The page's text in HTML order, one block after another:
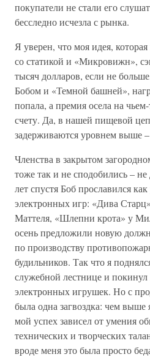
покупатели не стали его
бесследно исчезла с рынка.
Я уверен, что моя идея,
со статикой и «Микровижн»,
тысяч долларов, если не
Бобом и «Темной башней»,
попала, а премия осела на
счету. Да, в нашей пищевой
задерживаются уровнем выше –
Членства в закрытом
тоже так и не сподобились – не
лет спустя Боб прославился
электронных игр: «Дива
Маттеля, «Шлепни крота» у
осень предложили новую
по производству
будильников. Так что я
служебной лестнице и
электронных игрушек. Но с
была одна загвоздка: чем
мой успех зависел от умения
технических и творческих
вроде меня это была просто